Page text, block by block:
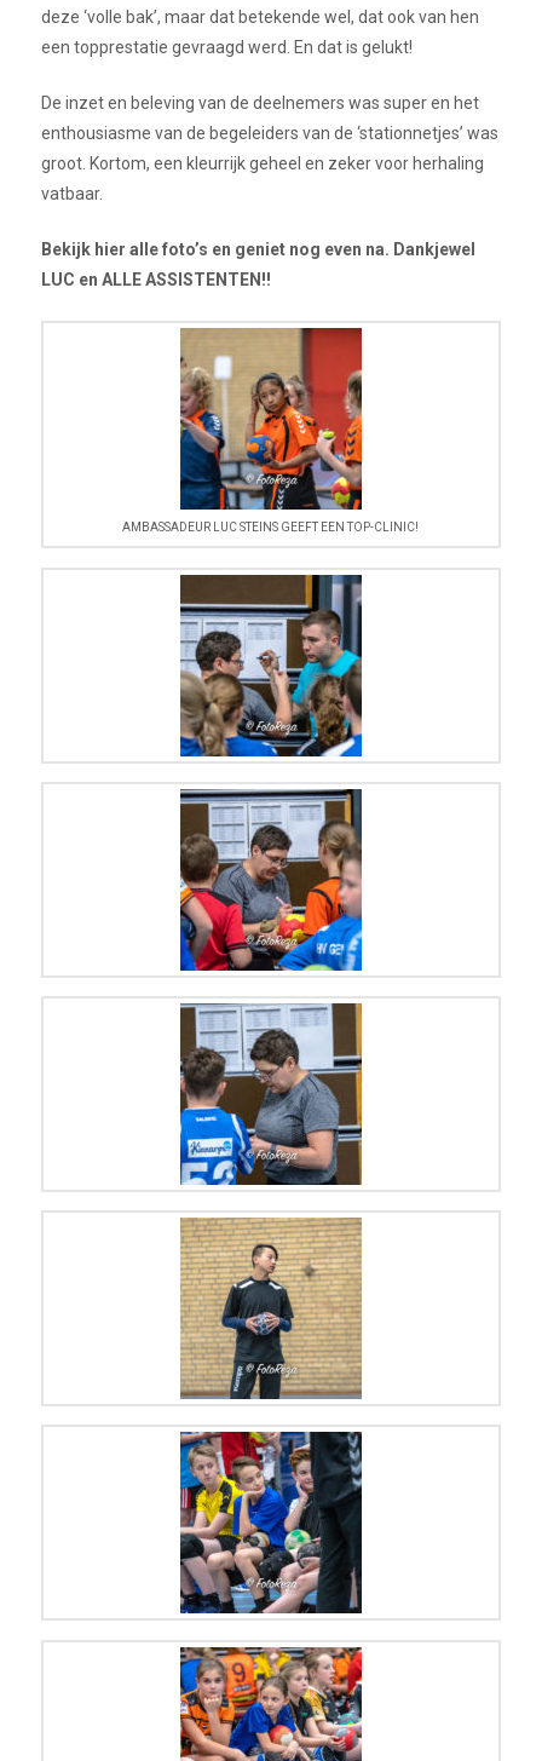
deze ‘volle bak’, maar dat betekende wel, dat ook van hen
een topprestatie gevraagd werd. En dat is gelukt!
De inzet en beleving van de deelnemers was super en het
enthousiasme van de begeleiders van de ‘stationnetjes’ was
groot. Kortom, een kleurrijk geheel en zeker voor herhaling
vatbaar.
Bekijk hier alle foto’s en geniet nog even na. Dankjewel
LUC en ALLE ASSISTENTEN!!
AMBASSADEUR LUC STEINS GEEFT EEN TOP-CLINIC!